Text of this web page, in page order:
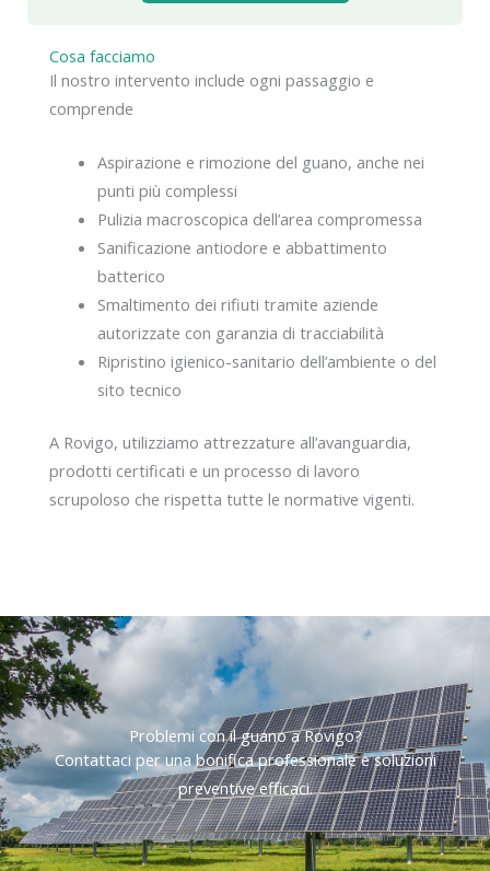
Cosa facciamo
Il nostro intervento include ogni passaggio e
comprende
Aspirazione e rimozione del guano, anche nei
punti più complessi
Pulizia macroscopica dell’area compromessa
Sanificazione antiodore e abbattimento
batterico
Smaltimento dei rifiuti tramite aziende
autorizzate con garanzia di tracciabilità
Ripristino igienico-sanitario dell’ambiente o del
sito tecnico
A Rovigo, utilizziamo attrezzature all’avanguardia,
prodotti certificati e un processo di lavoro
scrupoloso che rispetta tutte le normative vigenti.
Problemi con il guano a Rovigo?​
Contattaci per una bonifica professionale e soluzioni
preventive efficaci.​